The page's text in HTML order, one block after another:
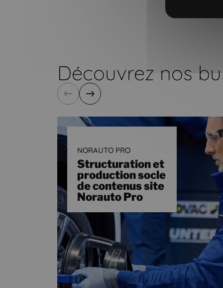
Découvrez nos
Précédent
Suivant
NORAUTO PRO
Structuration et
production socle
de contenus site
Norauto Pro